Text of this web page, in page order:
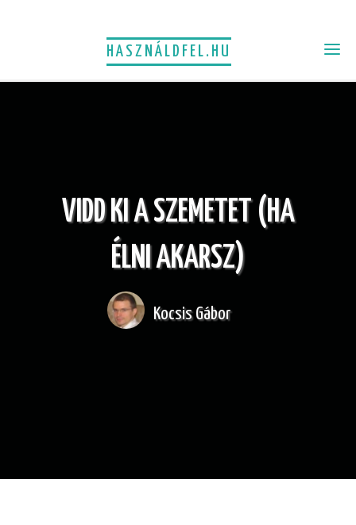
HASZNÁLDFEL.HU
VIDD KI A SZEMETET (HA
ÉLNI AKARSZ)
Kocsis Gábor